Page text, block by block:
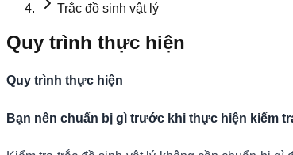
Trắc đồ sinh vật lý
Quy trình thực hiện
Quy trình thực hiện
Bạn nên chuẩn bị gì trước khi thực hiện kiểm